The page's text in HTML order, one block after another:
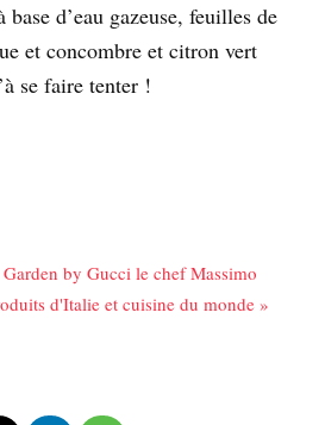
base d’eau gazeuse, feuilles de
et concombre et citron vert
se faire tenter !
by Gucci le chef Massimo
d'Italie et cuisine du monde »